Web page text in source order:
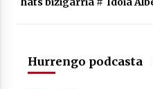
Hurrengo podcasta